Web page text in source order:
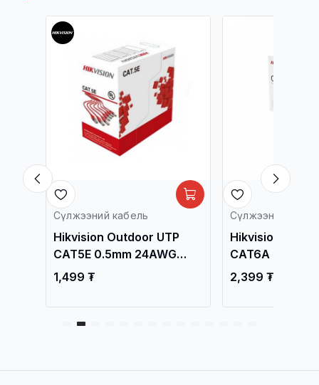
Сүлжээний кабель
Hikvision Outdoor UTP
CAT5E 0.5mm 24AWG
Network Cable DS-
1,499 ₮
Сүлжээний
Hikvision
CAT6A
Network Cable
2,399 ₮